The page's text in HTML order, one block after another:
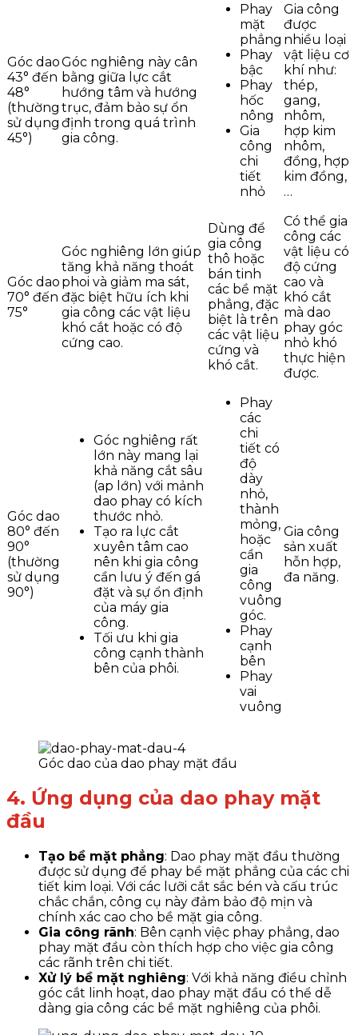
Góc dao
43° đến
48°
(thường
sử dụng
45°)
Góc nghiêng này cân
bằng giữa lực cắt
hướng tâm và hướng
trục, đảm bảo sự ổn
định trong quá trình
gia công.
Phay
mặt
phẳng
Phay
bậc
Phay
hốc
nông
Gia
công
chi
tiết
nhỏ
Gia công
được
nhiều loại
vật liệu cơ
khí như:
thép,
gang,
nhôm,
hợp kim
nhôm,
đồng, hợp
kim đồng,
…
Góc dao
70° đến
75°
Góc nghiêng lớn giúp
tăng khả năng thoát
phoi và giảm ma sát,
đặc biệt hữu ích khi
gia công các vật liệu
khó cắt hoặc có độ
cứng cao.
Dùng để
gia công
thô hoặc
bán tinh
các bề mặt
phẳng, đặc
biệt là trên
các vật liệu
cứng và
khó cắt.
Có thể gia
công các
vật liệu có
độ cứng
cao và
khó cắt
mà dao
phay góc
nhỏ khó
thực hiện
được.
Góc dao
80° đến
90°
(thường
sử dụng
90°)
Góc nghiêng rất
lớn này mang lại
khả năng cắt sâu
(ap lớn) với mảnh
dao phay có kích
thước nhỏ.
Tạo ra lực cắt
xuyên tâm cao
nên khi gia công
cần lưu ý đến gá
đặt và sự ổn định
của máy gia
công.
Tối ưu khi gia
công cạnh thành
bên của phôi.
Phay
các
chi
tiết có
độ
dày
nhỏ,
thành
mỏng,
hoặc
cần
gia
công
vuông
góc.
Phay
cạnh
bên
Phay
vai
vuông
Gia công
sản xuất
hỗn hợp,
đa năng.
Góc dao của dao phay mặt đầu
4. Ứng dụng của dao phay mặt
đầu
Tạo bề mặt phẳng: Dao phay mặt đầu thường
được sử dụng để phay bề mặt phẳng của các chi
tiết kim loại. Với các lưỡi cắt sắc bén và cấu trúc
chắc chắn, công cụ này đảm bảo độ mịn và
chính xác cao cho bề mặt gia công.
Gia công rãnh: Bên cạnh việc phay phẳng, dao
phay mặt đầu còn thích hợp cho việc gia công
các rãnh trên chi tiết.
Xử lý bề mặt nghiêng: Với khả năng điều chỉnh
góc cắt linh hoạt, dao phay mặt đầu có thể dễ
dàng gia công các bề mặt nghiêng của phôi.